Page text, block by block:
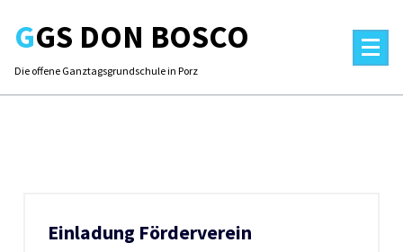
contentGGS DON BOSCO
Die offene Ganztagsgrundschule in Porz
Einladung Förderverein